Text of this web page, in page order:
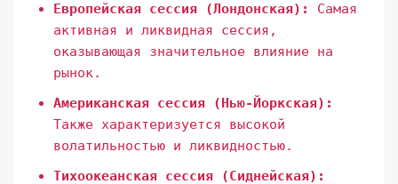
Европейская сессия (Лондонская):
Самая
активная и ликвидная сессия,
оказывающая значительное влияние на
рынок.
Американская сессия (Нью-Йоркская):
Также характеризуется высокой
волатильностью и ликвидностью.
Тихоокеанская сессия (Сиднейская):